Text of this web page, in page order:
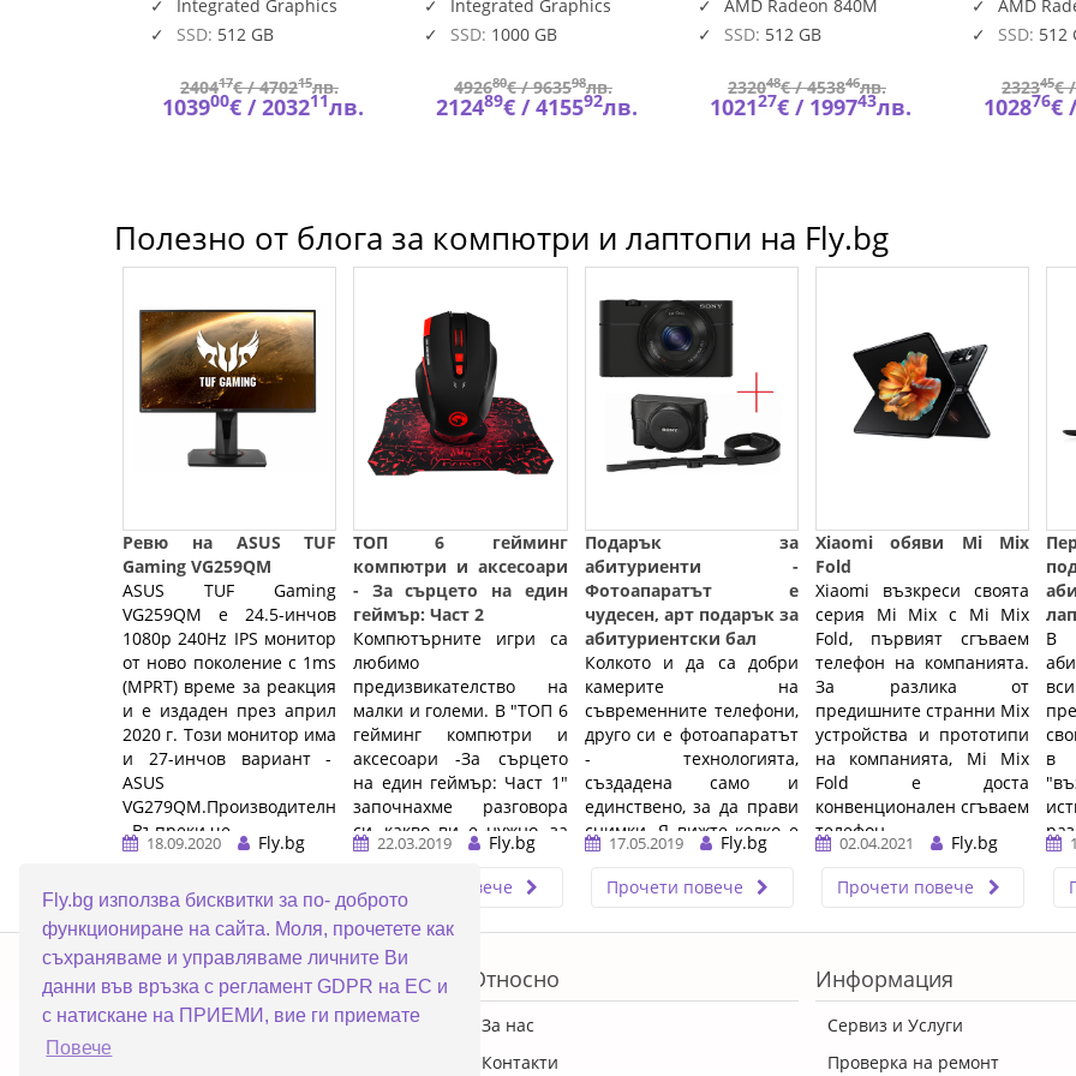
Fly.bg използва бисквитки за по- доброто
функциониране на сайта. Моля, прочетете как
съхраняваме и управляваме личните Ви
данни във връзка с регламент GDPR на ЕС и
с натискане на ПРИЕМИ, вие ги приемате
Повече
Integrated Graphics
SSD: 512 GB
240417€ /470215лв.
103900€ /203211лв.
Integrated Graphics
SSD: 1000 GB
492680€ /963598лв.
212489€ /415592лв.
SSD, AMD Rad
AMD Radeon 840M
SSD: 512 GB
232048€ /453846лв.
102127€ / 199743лв.
HDR+IR
AMD
SSD: 512
232345€
102876€
Полезно от блога за компютри и лаптопи на Fly.bg
Ревю на ASUS TUF
Gaming VG259QM
ASUS TUF Gaming
VG259QM е 24.5-инчов
1080p 240Hz IPS монитор
от ново поколение с 1ms
(MPRT) време за реакция
и е издаден през април
2020 г. Този монитор има
и 27-инчов вариант -
ASUS
VG279QM.Производителност:
Въпреки че ...…
18.09.2020
Fly.bg
Прочети повече
ТОП 6 гейминг
компютри и аксесоари
- За сърцето на един
геймър: Част 2
Компютърните игри са
любимо
предизвикателство на
малки и големи. В "ТОП 6
гейминг компютри и
аксесоари -За сърцето
на един геймър: Част 1"
започнахме разговора
си, какво ви е нужно, за
да им ...…
22.03.2019
Fly.bg
Прочети повече
Подарък за
абитуриенти -
Фотоапаратът е
чудесен, арт подарък за
абитуриентски бал
Колкото и да са добри
камерите на
съвременните телефони,
друго си е фотоапаратът
- технологията,
създадена само и
единствено, за да прави
снимки. Я вижте колко е
голям, дори, когато е в
малък формат. ...…
17.05.2019
Fly.bg
Прочети повече
Xiaomi обяви Mi Mix
Fold
Xiaomi възкреси своята
серия Mi Mix с Mi Mix
Fold, първият сгъваем
телефон на компанията.
За разлика от
предишните странни Mix
устройства и прототипи
на компанията, Mi Mix
Fold е доста
конвенционален сгъваем
телефон, ...…
02.04.2021
Fly.bg
Прочети повече
В
в
ERROR5
Топ категории
ПРОМОЦИИ
Относно
За нас
Контакти
Информация
Сервиз и Услуги
Проверка на ремонт